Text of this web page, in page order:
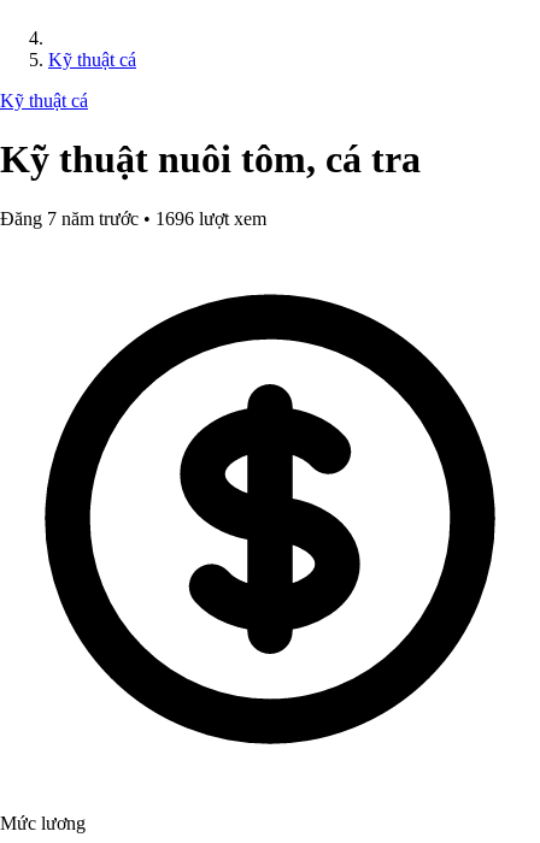
Kỹ thuật cá
Kỹ thuật cá
Kỹ thuật nuôi tôm, cá tra
Đăng 7 năm trước • 1696 lượt xem
Mức lương